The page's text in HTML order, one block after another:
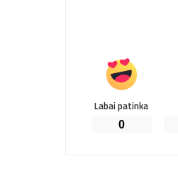
Labai patinka
0